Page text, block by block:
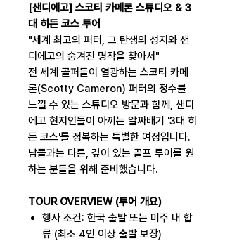
[샌디에고] 스코티 카메론 스튜디오 & 3
대 히든 코스 투어
"세계 최고의 퍼터, 그 탄생의 성지와 샌
디에고의 숨겨진 명작을 찾아서"
전 세계 골퍼들이 열광하는 스코티 카메
론(Scotty Cameron) 퍼터의 정수를
느낄 수 있는 스튜디오 방문과 함께, 샌디
에고 현지인들이 아끼는 알짜배기 '3대 히
든 코스'를 정복하는 특별한 여정입니다.
남들과는 다른, 깊이 있는 골프 투어를 원
하는 분들을 위해 준비했습니다.
TOUR OVERVIEW (투어 개요)
행사 조건: 한국 출발 또는 미주 내 합
류 (최소 4인 이상 출발 보장)